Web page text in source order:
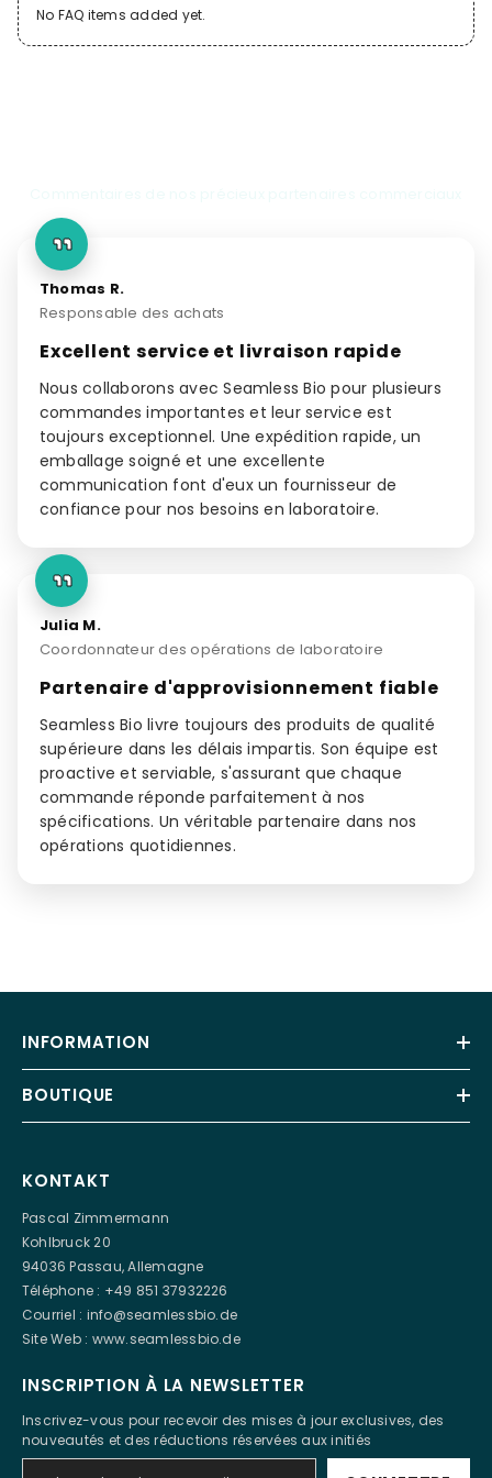
No FAQ items added yet.
Thomas R.
Responsable des achats
Excellent service et livraison rapide
Nous collaborons avec Seamless Bio pour plusieurs
commandes importantes et leur service est
toujours exceptionnel. Une expédition rapide, un
emballage soigné et une excellente
communication font d'eux un fournisseur de
confiance pour nos besoins en laboratoire.
Julia M.
Coordonnateur des opérations de laboratoire
Partenaire d'approvisionnement fiable
Seamless Bio livre toujours des produits de qualité
supérieure dans les délais impartis. Son équipe est
proactive et serviable, s'assurant que chaque
commande réponde parfaitement à nos
spécifications. Un véritable partenaire dans nos
opérations quotidiennes.
INFORMATION
BOUTIQUE
KONTAKT
Pascal Zimmermann
Kohlbruck 20
94036 Passau, Allemagne
Téléphone : +49 851 37932226
Courriel : info@seamlessbio.de
Site Web : www.seamlessbio.de
INSCRIPTION À LA NEWSLETTER
Inscrivez-vous pour recevoir des mises à jour exclusives, des
nouveautés et des réductions réservées aux initiés